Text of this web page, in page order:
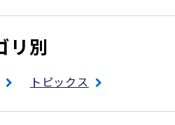
リ別
トピックス